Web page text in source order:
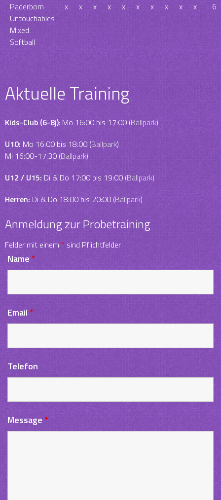
Paderborn
Untouchables
Mixed
Softball
x x x x x x x x x x 6
Aktuelle Training
Kids-Club (6-8j): Mo 16:00 bis 17:00 (Ballpark)
U10:Mo 16:00 bis 18:00 (Ballpark)
Mi 16:00-17:30 (Ballpark)
U12 / U15: Di & Do 17:00 bis 19:00 (Ballpark)
Herren: Di & Do 18:00 bis 20:00 (Ballpark)
Anmeldung zur Probetraining
Felder mit einem* sind Pflichtfelder
Name*
Email *
Telefon
Message *